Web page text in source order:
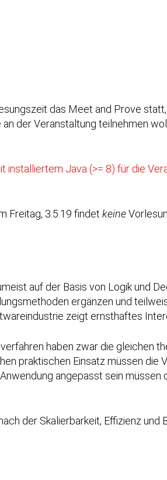
das Meet and Prove
der Veranstaltung teilnehmen
installiertem Java (>= 8) für die
Freitag, 3.5.19 findet keine
auf der Basis von Logik und
ergänzen und
zeigt ernsthaftes
haben zwar die gleichen
praktischen Einsatz müssen die
angepasst sein
der Skalierbarkeit, Effizienz